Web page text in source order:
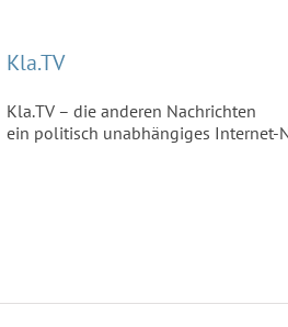
Kla.TV
Kla.TV – die anderen
ein politisch unabhängiges Internet-